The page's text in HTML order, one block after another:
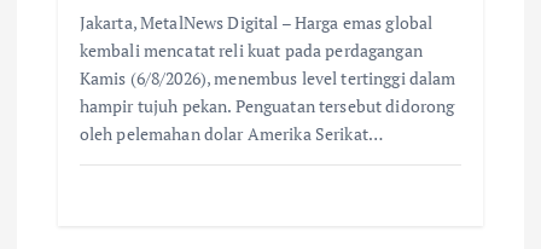
Jakarta, MetalNews Digital – Harga emas global
kembali mencatat reli kuat pada perdagangan
Kamis (6/8/2026), menembus level tertinggi dalam
hampir tujuh pekan. Penguatan tersebut didorong
oleh pelemahan dolar Amerika Serikat…